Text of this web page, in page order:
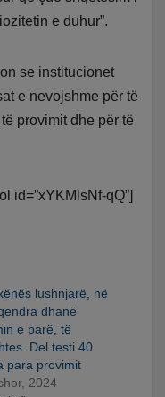
e duhur”.
se institucionet
e nevojshme për të
provimit dhe për të
id=”xYKMlsNf-qQ”]
lushnjarë, në
dhanë
e parë, të
Del testi 40
para provimit
2024